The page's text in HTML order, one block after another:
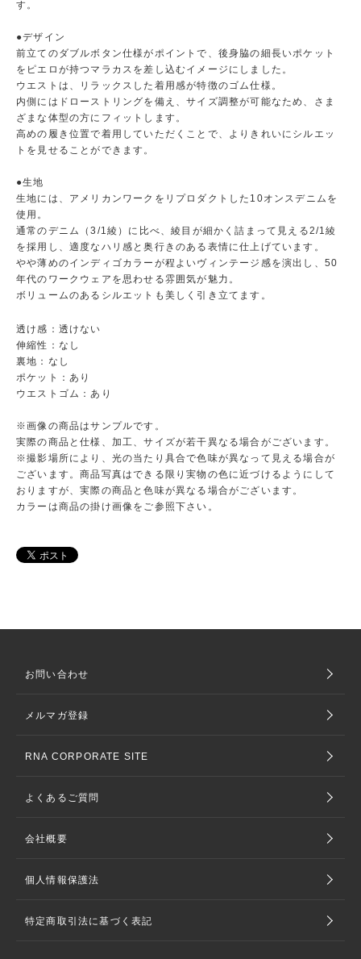
す。
●デザイン
前立てのダブルボタン仕様がポイントで、後身脇の細長いポケット
をピエロが持つマラカスを差し込むイメージにしました。
ウエストは、リラックスした着用感が特徴のゴム仕様。
内側にはドローストリングを備え、サイズ調整が可能なため、さま
ざまな体型の方にフィットします。
高めの履き位置で着用していただくことで、よりきれいにシルエッ
トを見せることができます。
●生地
生地には、アメリカンワークをリプロダクトした10オンスデニムを
使用。
通常のデニム（3/1綾）に比べ、綾目が細かく詰まって見える2/1綾
を採用し、適度なハリ感と奥行きのある表情に仕上げています。
やや薄めのインディゴカラーが程よいヴィンテージ感を演出し、50
年代のワークウェアを思わせる雰囲気が魅力。
ボリュームのあるシルエットも美しく引き立てます。
透け感：透けない
伸縮性：なし
裏地：なし
ポケット：あり
ウエストゴム：あり
※画像の商品はサンプルです。
実際の商品と仕様、加工、サイズが若干異なる場合がございます。
※撮影場所により、光の当たり具合で色味が異なって見える場合が
ございます。商品写真はできる限り実物の色に近づけるようにして
おりますが、実際の商品と色味が異なる場合がございます。
カラーは商品の掛け画像をご参照下さい。
お問い合わせ
メルマガ登録
RNA CORPORATE SITE
よくあるご質問
会社概要
個人情報保護法
特定商取引法に基づく表記